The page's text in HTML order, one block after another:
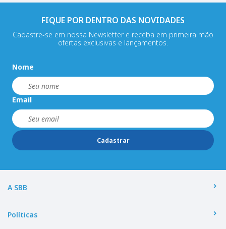
FIQUE POR DENTRO DAS NOVIDADES
Cadastre-se em nossa Newsletter e receba em primeira mão
ofertas exclusivas e lançamentos.
Nome
Email
Cadastrar
A SBB
Políticas